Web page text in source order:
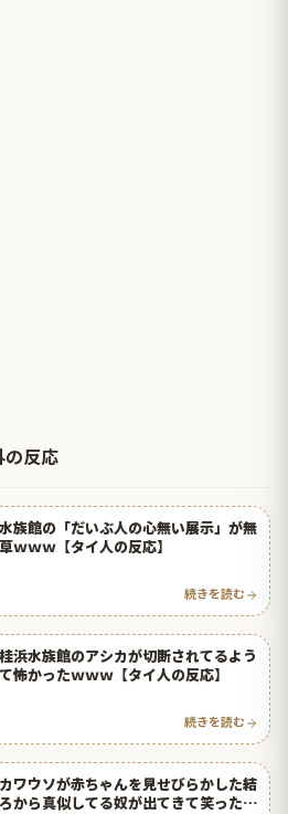
の反応
族館の「だいぶ人の心無い展示」が無
ｗｗｗ【タイ人の反応】
続きを読む
浜水族館のアシカが切断されてるよう
怖かったｗｗｗ【タイ人の反応】
続きを読む
ワウソが赤ちゃんを見せびらかした結
から真似してる奴が出てきて笑ったｗ